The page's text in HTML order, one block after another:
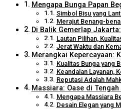
Mengapa Bunga Papan
Simbol Bisu yang
Merajut Benang-
Di Balik Gemerlap
Lautan Pilihan,
Jerat Waktu dan
Merangkai Kepercayaan:
Kualitas Bunga yang
Keandalan Layanan,
Reputasi Adalah
Massiara: Oase di
Mengapa Massiara
Desain Elegan yang